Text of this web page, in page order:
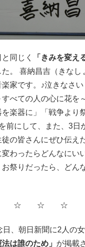
同じく
「きみを変え
。 喜納昌吉（きなし
楽家です。♪泣きなさ
べての人の心に花を
楽器に」「戦争より
前にして、また、3日
の皆さんにぜひ伝え
わったらどんなにい
祭りだったら、どん
☆ ☆ ☆
、朝日新聞に2人の
法は誰のため」 が掲載